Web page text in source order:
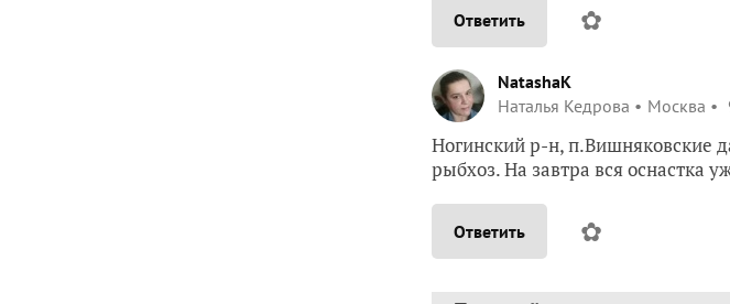
Ответить ✿
NatashaK
Наталья Кедрова
Москва
Ногинский р-н, п.Вишняковские
рыбхоз. На завтра вся оснастка
Ответить ✿